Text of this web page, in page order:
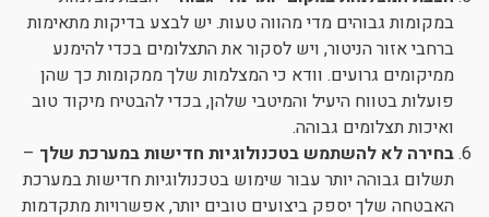
במקומות גבוהים מדי מהווה טעות. יש לבצע בדיקות מתאימות
ברחבי אזור הניטור, ויש לסקור את התצלומים בכדי להימנע
ממיקומים גרועים. וודא כי המצלמות שלך ממקומות כך שהן
פועלות בטווח היעיל והמיטבי שלהן, בכדי להבטיח מיקוד טוב
ואיכות תצלומים גבוהה.
בחירה לא להשתמש בטכנולוגיות חדישות במערכת שלך –
תשלום גבוהה יותר עבור שימוש בטכנולוגיות חדישות במערכת
האבטחה שלך יספק ביצועים טובים יותר, אפשרויות מתקדמות